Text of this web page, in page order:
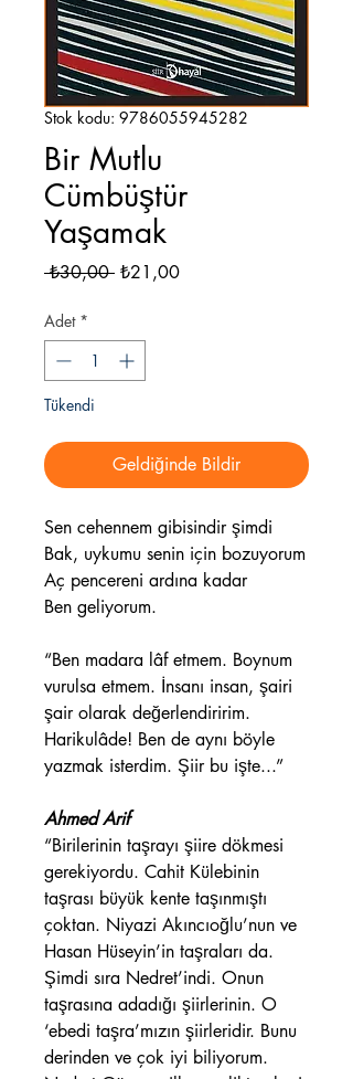
Stok kodu: 9786055945282
Bir Mutlu
Cümbüştür
Yaşamak
₺30,00 Normal
₺21,00İndirimli
Adet *
Tükendi
Geldiğinde Bildir
Sen cehennem gibisindir şimdi
Bak, uykumu senin için bozuyorum
Aç pencereni ardına kadar
Ben geliyorum.
“Ben madara lâf etmem. Boynum
vurulsa etmem. İnsanı insan, şairi
şair olarak değerlendiririm.
Harikulâde! Ben de aynı böyle
yazmak isterdim. Şiir bu işte...”
Ahmed Arif
“Birilerinin taşrayı şiire dökmesi
gerekiyordu. Cahit Külebinin
taşrası büyük kente taşınmıştı
çoktan. Niyazi Akıncıoğlu’nun ve
Hasan Hüseyin’in taşraları da.
Şimdi sıra Nedret’indi. Onun
taşrasına adadığı şiirlerinin. O
‘ebedi taşra’mızın şiirleridir. Bunu
derinden ve çok iyi biliyorum.